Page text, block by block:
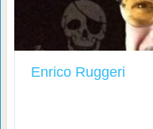
Enrico Ruggeri